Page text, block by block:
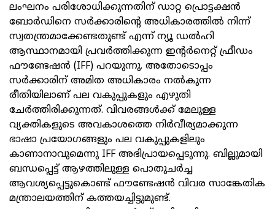
ലംഘനം പരിശോധിക്കുന്നതിന് ഡാറ്റ പ്രൊട്ടക്ഷന്‍
ബോര്‍ഡിനെ സര്‍ക്കാരിന്റെ അധികാരത്തില്‍ നിന്ന്
സ്വതന്ത്രമാക്കേണ്ടതുണ്ട് എന്ന് ന്യൂ ഡല്‍ഹി
ആസ്ഥാനമായി പ്രവര്‍ത്തിക്കുന്ന ഇന്റര്‍നെറ്റ് ഫ്രീഡം
ഫൗണ്ടേഷന്‍ (IFF) പറയുന്നു. അതോടൊപ്പം
സര്‍ക്കാരിന് അമിത അധികാരം നല്‍കുന്ന
രീതിയിലാണ് പല വകുപ്പുകളും എഴുതി
ചേര്‍ത്തിരിക്കുന്നത്. വിവരങ്ങള്‍ക്ക് മേലുള്ള
വ്യക്തികളുടെ അവകാശത്തെ നിര്‍വീര്യമാക്കുന്ന
ഭാഷാ പ്രയോഗങ്ങളും പല വകുപ്പുകളിലും
കാണാനാവുമെന്നു IFF അഭിപ്രായപ്പെടുന്നു. ബില്ലുമായി
ബന്ധപ്പെട്ട് ആഴത്തിലുള്ള പൊതുചര്‍ച്ച
ആവശ്യപ്പെട്ടുകൊണ്ട് ഫൗണ്ടേഷന്‍ വിവര സാങ്കേതിക
മന്ത്രാലയത്തിന് കത്തയച്ചിട്ടുമുണ്ട്.